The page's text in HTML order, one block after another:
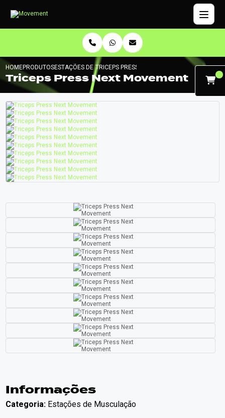
HOMEPRODUTOSESTAÇÕES DE MUSCULAÇÃOTRICEPS PRESS NEXT MOVEMENT
Triceps Press Next Movement
Informações
Categoria: Estações de Musculação